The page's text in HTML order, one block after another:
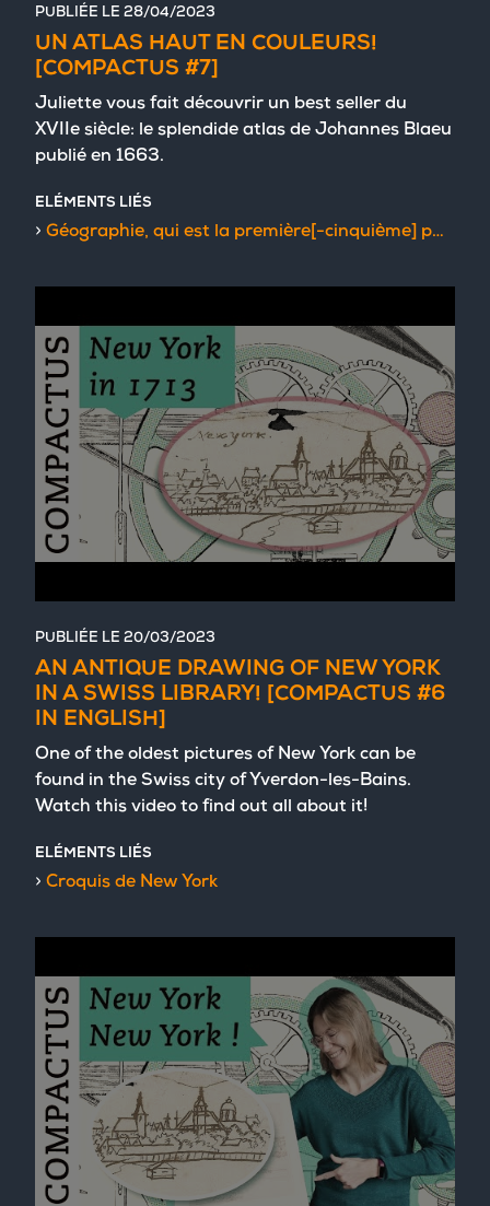
PUBLIÉE LE 28/04/2023
UN ATLAS HAUT EN COULEURS!
[COMPACTUS #7]
Juliette vous fait découvrir un best seller du
XVIIe siècle: le splendide atlas de Johannes Blaeu
publié en 1663.
ELÉMENTS LIÉS
Géographie, qui est la première[-cinquième] partie de la cosmographie blaviane : en laquelle la terre est représentée dans des cartes et illustrée de descriptions
PUBLIÉE LE 20/03/2023
AN ANTIQUE DRAWING OF NEW YORK
IN A SWISS LIBRARY! [COMPACTUS #6
IN ENGLISH]
One of the oldest pictures of New York can be
found in the Swiss city of Yverdon-les-Bains.
Watch this video to find out all about it!
ELÉMENTS LIÉS
Croquis de New York